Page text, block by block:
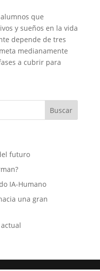
que
y sueños en la vida
depende de tres
medianamente
a cubrir para
futuro
IA-Humano
una gran